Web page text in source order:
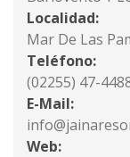
Localidad:
Mar De Las
Teléfono:
(02255) 47-
E-Mail:
Web: